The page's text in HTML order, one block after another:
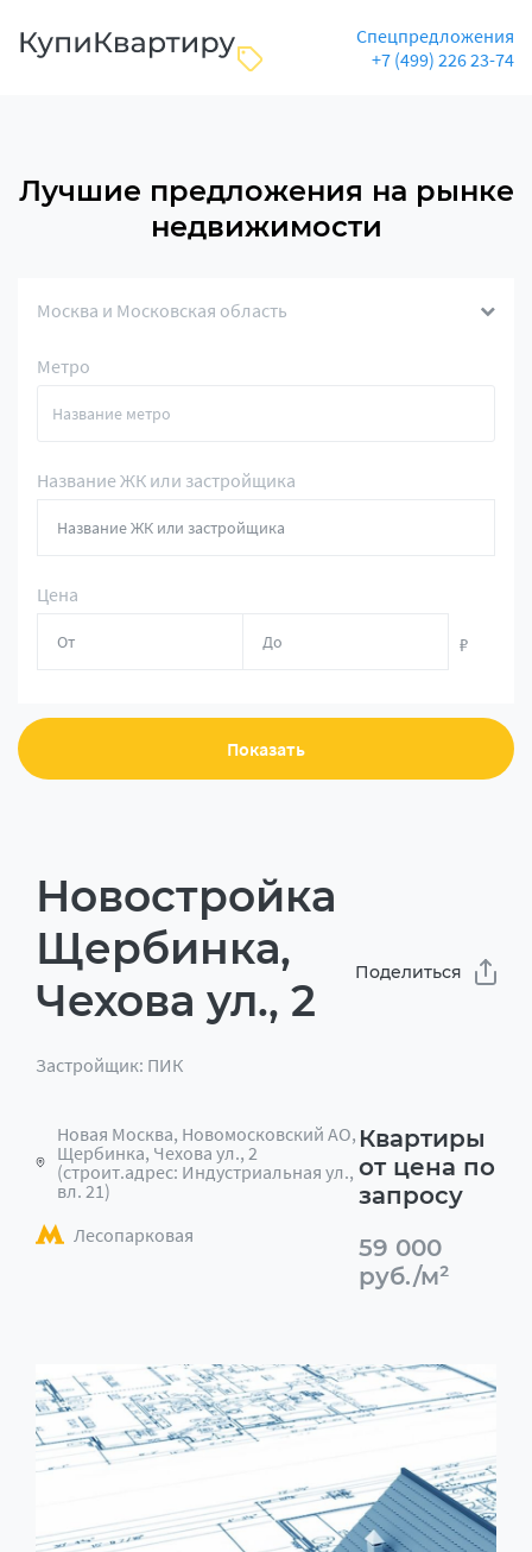
Спецпредложения
+7 (499) 226 23-74
Лучшие предложения на рынке
недвижимости
Москва и Московская область
Метро
Название ЖК или застройщика
Цена
₽
Показать
Новостройка
Щербинка,
Чехова ул., 2
Застройщик: ПИК
Поделиться
Новая Москва, Новомосковский АО,
Щербинка, Чехова ул., 2
(строит.адрес: Индустриальная ул.,
вл. 21)
Лесопарковая
Квартиры
от цена по
запросу
59 000
руб./м²